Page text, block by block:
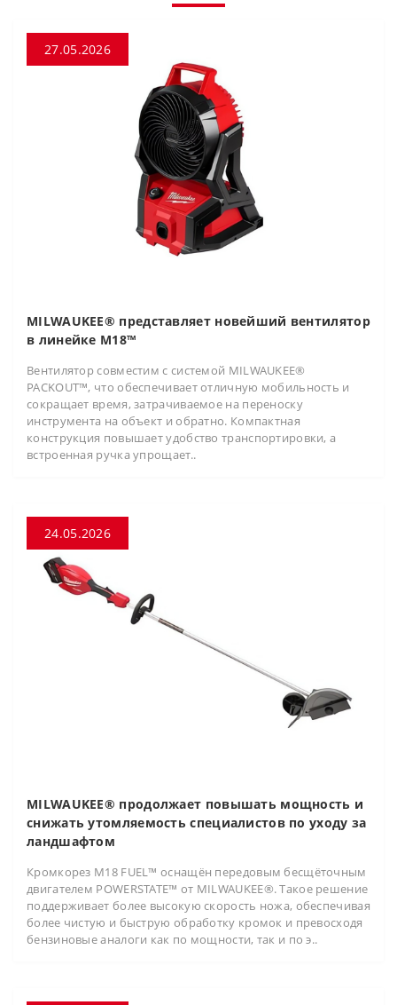
27.05.2026
MILWAUKEE® представляет новейший вентилятор
в линейке M18™
Вентилятор совместим с системой MILWAUKEE®
PACKOUT™, что обеспечивает отличную мобильность и
сокращает время, затрачиваемое на переноску
инструмента на объект и обратно. Компактная
конструкция повышает удобство транспортировки, а
встроенная ручка упрощает..
24.05.2026
MILWAUKEE® продолжает повышать мощность и
снижать утомляемость специалистов по уходу за
ландшафтом
Кромкорез M18 FUEL™ оснащён передовым бесщёточным
двигателем POWERSTATE™ от MILWAUKEE®. Такое решение
поддерживает более высокую скорость ножа, обеспечивая
более чистую и быструю обработку кромок и превосходя
бензиновые аналоги как по мощности, так и по э..